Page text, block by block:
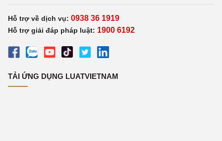
Hỗ trợ về dịch vụ: 0938 36 1919
Hỗ trợ giải đáp pháp luật: 1900 6192
TẢI ỨNG DỤNG LUATVIETNAM